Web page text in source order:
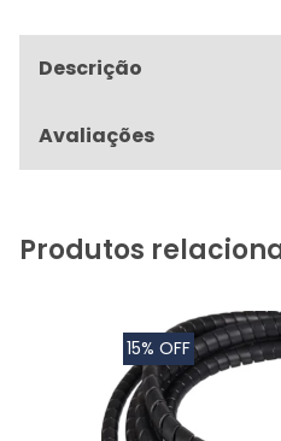
Descrição
Avaliações
Produtos
15% OFF